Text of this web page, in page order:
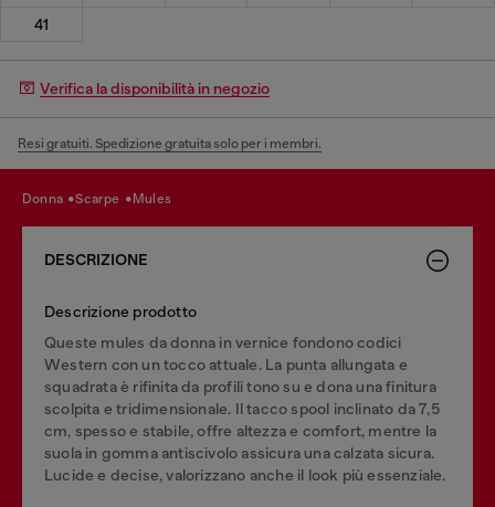
41
Verifica la disponibilità in negozio
Resi gratuiti. Spedizione gratuita solo per i membri.
donna scarpe mules
DESCRIZIONE
Descrizione prodotto
Queste mules da donna in vernice fondono codici
Western con un tocco attuale. La punta allungata e
squadrata è rifinita da profili tono su e dona una finitura
scolpita e tridimensionale. Il tacco spool inclinato da 7,5
cm, spesso e stabile, offre altezza e comfort, mentre la
suola in gomma antiscivolo assicura una calzata sicura.
Lucide e decise, valorizzano anche il look più essenziale.